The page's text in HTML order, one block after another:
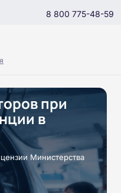
8 800 775-48-59
при
в
Министерства